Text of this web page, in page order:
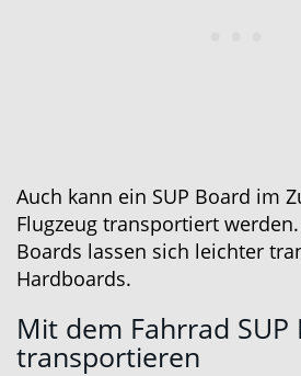
Auch kann ein SUP Board im
Flugzeug transportiert
Boards lassen sich leichter
Hardboards.
Mit dem Fahrrad SUP
transportieren